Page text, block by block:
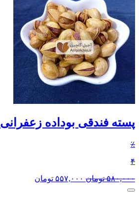
پسته فندقی بوداده زعفرانی
٪
۴
۵۸۰,۰۰۰ تومان ۵۵۷,۰۰۰ تومان